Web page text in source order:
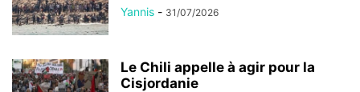
Yannis - 31/07/2026
Le Chili appelle à agir pour la
Cisjordanie